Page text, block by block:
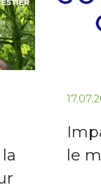
le